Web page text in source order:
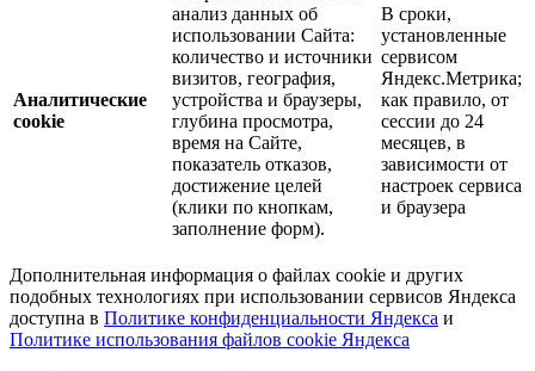
Аналитические
cookie
анализ данных об
использовании Сайта:
количество и источники
визитов, география,
устройства и браузеры,
глубина просмотра,
время на Сайте,
показатель отказов,
достижение целей
(клики по кнопкам,
заполнение форм).
В сроки,
установленные
сервисом
Яндекс.Метрика;
как правило, от
сессии до 24
месяцев, в
зависимости от
настроек сервиса
и браузера
Дополнительная информация о файлах cookie и других
подобных технологиях при использовании сервисов Яндекса
доступна в Политике конфиденциальности Яндекса и
Политике использования файлов cookie Яндекса